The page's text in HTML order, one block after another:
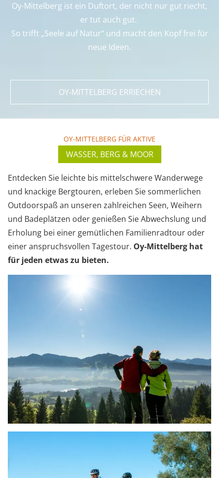
Oy-Mittelberg ist ein Duftort, der nicht nur gut riecht,
er tut auch gut.
So trifft „Seele auf Natur“ und macht den Kopf frei für
neue Ideen.
OY-MITTELBERG ERRIECHEN
OY-MITTELBERG FÜR AKTIVE
WASSER, BERG & MOOR
Entdecken Sie leichte bis mittelschwere Wanderwege
und knackige Bergtouren, erleben Sie sommerlichen
Outdoorspaß an unseren zahlreichen Seen, Weihern
und Badeplätzen oder genießen Sie Abwechslung und
Erholung bei einer gemütlichen Familienradtour oder
einer anspruchsvollen Tagestour. Oy-Mittelberg hat
für jeden etwas zu bieten.